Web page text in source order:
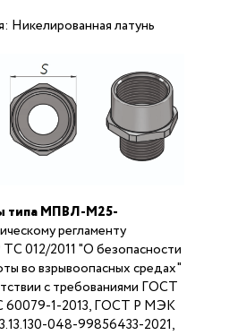
Никелированная латунь
типа МПВЛ-М25-
регламенту
012/2011 "О безопасности
во взрывоопасных средах"
с требованиями ГОСТ
60079-1-2013, ГОСТ Р МЭК
048-99856433-2021,